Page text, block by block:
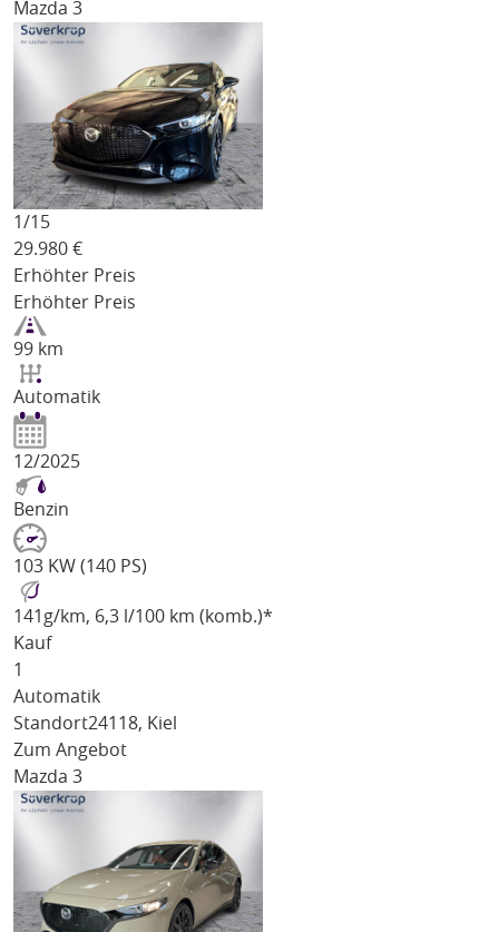
Mazda 3
1/15
29.980 €
Erhöhter Preis
Erhöhter Preis
99 km
Automatik
12/2025
Benzin
103 KW (140 PS)
141 g/km, 6,3 l/100 km (komb.)*
Kauf
1
Automatik
Standort24118, Kiel
Zum Angebot
Mazda 3